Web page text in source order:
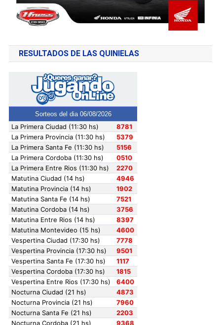
RESULTADOS DE LAS QUINIELAS